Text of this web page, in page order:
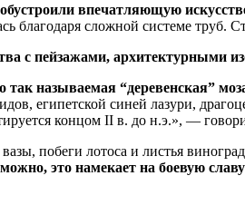
обустроили впечатляющую
благодаря сложной системе труб.
с пейзажами, архитектурными
называемая “деревенская”
египетской синей лазури,
концом II в. до н.э.», —
побеги лотоса и листья
это намекает на боевую